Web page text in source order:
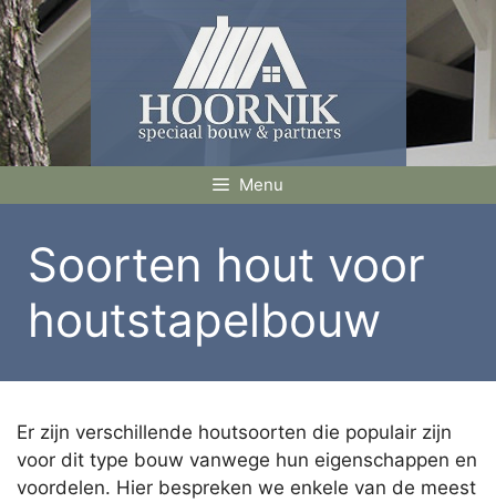
Ga
naar
de
inhoud
Menu
Soorten hout voor
houtstapelbouw
Er zijn verschillende houtsoorten die populair zijn
voor dit type bouw vanwege hun eigenschappen en
voordelen. Hier bespreken we enkele van de meest